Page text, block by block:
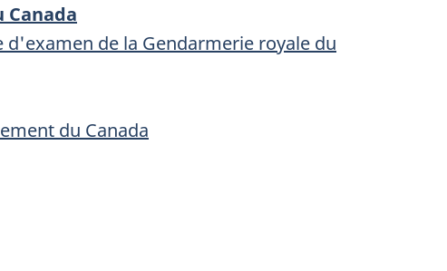
de la Gendarmerie royale du
du Canada